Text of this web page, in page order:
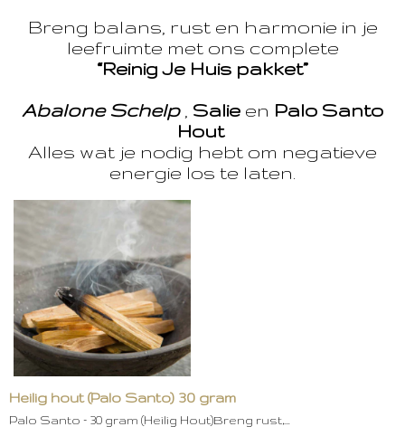
Breng balans, rust en harmonie in je
leefruimte met ons complete
“Reinig Je Huis pakket”
Abalone Schelp, Salie en Palo Santo
Hout
Alles wat je nodig hebt om negatieve
energie los te laten.
Heilig hout (Palo Santo) 30 gram
Palo Santo – 30 gram (Heilig Hout)Breng rust,…